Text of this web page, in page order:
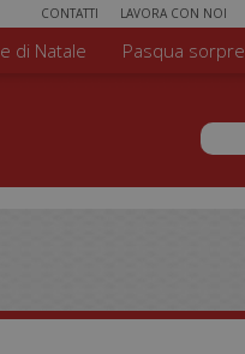
CONTATTI LAVORA CON NOI
di Natale Pasqua